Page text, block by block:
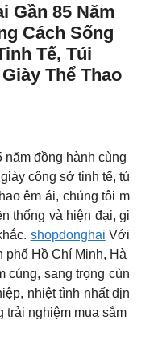
Gần 85 Năm
Cách Sống
Tế, Túi
Thể Thao
năm đồng hành cùng
công sở tinh tế, tú
êm ái, chúng tôi m
thống và hiện đại, gi
shopdonghai Với
phố Hồ Chí Minh, Hà
cúng, sang trọng cùn
nhiệt tình nhất địn
trải nghiệm mua sắm